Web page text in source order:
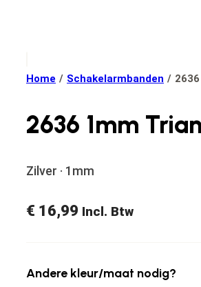
Home / Schakelarmbanden /
2636 1mm
Zilver · 1mm
€ 16,99 Incl. Btw
Andere kleur/maat nodig?